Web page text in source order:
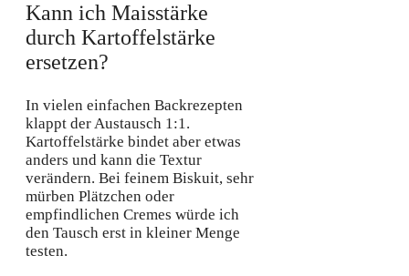
Kann ich Maisstärke
durch Kartoffelstärke
ersetzen?
In vielen einfachen Backrezepten
klappt der Austausch 1:1.
Kartoffelstärke bindet aber etwas
anders und kann die Textur
verändern. Bei feinem Biskuit, sehr
mürben Plätzchen oder
empfindlichen Cremes würde ich
den Tausch erst in kleiner Menge
testen.